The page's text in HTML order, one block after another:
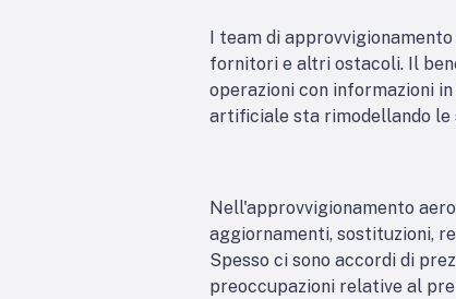
I team di
fornitori e altri ostacoli. Il
operazioni con informazioni
artificiale sta rimodellando le
Nell'approvvigionamento
aggiornamenti, sostituzioni,
Spesso ci sono accordi di
preoccupazioni relative al